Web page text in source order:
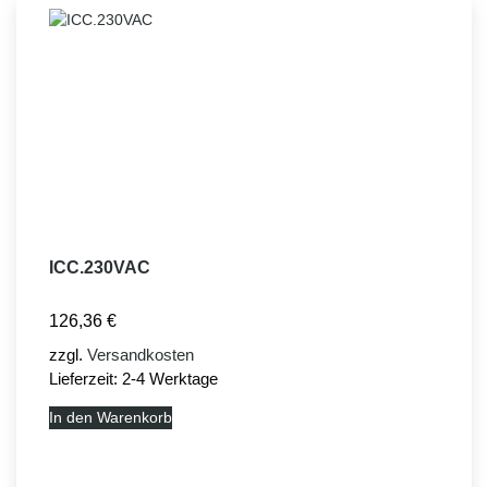
ICC.230VAC
126,36 €
zzgl. Versandkosten
Lieferzeit: 2-4 Werktage
In den Warenkorb